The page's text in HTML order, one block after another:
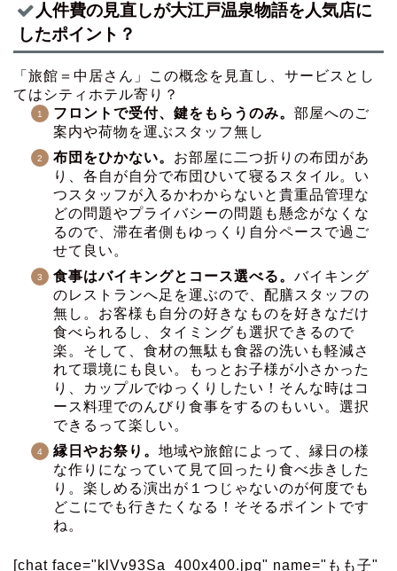
人件費の見直しが大江戸温泉物語を人気店に
したポイント？
「旅館＝中居さん」この概念を見直し、サービスとし
てはシティホテル寄り？
フロントで受付、鍵をもらうのみ。 部屋へのご
案内や荷物を運ぶスタッフ無し
布団をひかない。 お部屋に二つ折りの布団があ
り、各自が自分で布団ひいて寝るスタイル。い
つスタッフが入るかわからないと貴重品管理な
どの問題やプライバシーの問題も懸念がなくな
るので、滞在者側もゆっくり自分ペースで過ご
せて良い。
食事はバイキングとコース選べる。 バイキング
のレストランへ足を運ぶので、配膳スタッフの
無し。お客様も自分の好きなものを好きなだけ
食べられるし、タイミングも選択できるので
楽。そして、食材の無駄も食器の洗いも軽減さ
れて環境にも良い。もっとお子様が小さかった
り、カップルでゆっくりしたい！そんな時はコ
ース料理でのんびり食事をするのもいい。選択
できるって楽しい。
縁日やお祭り。 地域や旅館によって、縁日の様
な作りになっていて見て回ったり食べ歩きした
り。楽しめる演出が１つじゃないのが何度でも
どこにでも行きたくなる！そそるポイントです
ね。
[chat face="klVv93Sa_400x400.jpg" name="もも子"